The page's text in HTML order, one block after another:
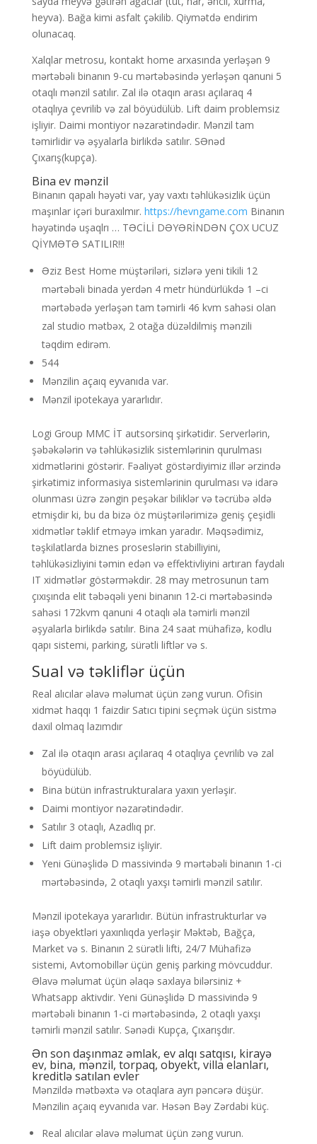
heyva). Bağa kimi asfalt çəkilib. Qiymətdə endirim
olunacaq.
Xalqlar metrosu, kontakt home arxasında yerləşən 9
mərtəbəli binanın 9-cu mərtəbəsində yerləşən qanuni 5
otaqlı mənzil satılır. Zal ilə otaqın arası açılaraq 4
otaqlıya çevrilib və zal böyüdülüb. Lift daim problemsiz
işliyir. Daimi montiyor nəzarətindədir. Mənzil tam
təmirlidir və əşyalarla birlikdə satılır. SƏnəd
Çıxarış(kupça).
Bina ev mənzil
Binanın qapalı həyəti var, yay vaxtı təhlükəsizlik üçün
maşınlar içəri buraxılmır. https://hevngame.com Binanın
həyətində uşaqlrı … TƏCİLİ DƏYƏRİNDƏN ÇOX UCUZ
QİYMƏTƏ SATILIR!!!
Əziz Best Home müştəriləri, sizlərə yeni tikili 12
mərtəbəli binada yerdən 4 metr hündürlükdə 1 –ci
mərtəbədə yerləşən tam təmirli 46 kvm sahəsi olan
zal studio mətbəx, 2 otağa düzəldilmiş mənzili
təqdim edirəm.
544
Mənzilin açaıq eyvanıda var.
Mənzil ipotekaya yararlıdır.
Logi Group MMC İT autsorsinq şirkətidir. Serverlərin,
şəbəkələrin və təhlükəsizlik sistemlərinin qurulması
xidmətlərini göstərir. Fəaliyət göstərdiyimiz illər ərzində
şirkətimiz informasiya sistemlərinin qurulması və idarə
olunması üzrə zəngin peşəkar biliklər və təcrübə əldə
etmişdir ki, bu da bizə öz müştərilərimizə geniş çeşidli
xidmətlər təklif etməyə imkan yaradır. Məqsədimiz,
təşkilatlarda biznes proseslərin stabilliyini,
təhlükəsizliyini təmin edən və effektivliyini artıran faydalı
IT xidmətlər göstərməkdir. 28 may metrosunun tam
çıxışında elit təbəqəli yeni binanın 12-ci mərtəbəsində
sahəsi 172kvm qanuni 4 otaqlı əla təmirli mənzil
əşyalarla birlikdə satılır. Bina 24 saat mühafizə, kodlu
qapı sistemi, parking, sürətli liftlər və s.
Sual və təkliflər üçün
Real alıcılar əlavə məlumat üçün zəng vurun. Ofisin
xidmət haqqı 1 faizdir Satıcı tipini seçmək üçün sistmə
daxil olmaq lazımdır
Zal ilə otaqın arası açılaraq 4 otaqlıya çevrilib və zal
böyüdülüb.
Bina bütün infrastrukturalara yaxın yerləşir.
Daimi montiyor nəzarətindədir.
Satılır 3 otaqlı, Azadlıq pr.
Lift daim problemsiz işliyir.
Yeni Günəşlidə D massivində 9 mərtəbəli binanın 1-ci
mərtəbəsində, 2 otaqlı yaxşı təmirli mənzil satılır.
Mənzil ipotekaya yararlıdır. Bütün infrastrukturlar və
iaşə obyektləri yaxınlıqda yerləşir Məktəb, Bağça,
Market və s. Binanın 2 sürətli lifti, 24/7 Mühafizə
sistemi, Avtomobillər üçün geniş parking mövcuddur.
Əlavə məlumat üçün əlaqə saxlaya bilərsiniz +
Whatsapp aktivdir. Yeni Günəşlidə D massivində 9
mərtəbəli binanın 1-ci mərtəbəsində, 2 otaqlı yaxşı
təmirli mənzil satılır. Sənədi Kupça, Çıxarışdır.
Ən son daşınmaz əmlak, ev alqı satqısı, kirayə
ev, bina, mənzil, torpaq, obyekt, villa elanları,
kreditlə satılan evler
Mənzildə mətbəxtə və otaqlara ayrı pəncərə düşür.
Mənzilin açaıq eyvanıda var. Həsən Bəy Zərdabi küç.
Real alıcılar əlavə məlumat üçün zəng vurun.